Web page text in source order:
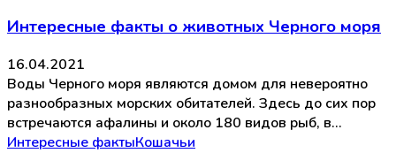
Интересные факты о животных Черного моря
16.04.2021
Воды Черного моря являются домом для невероятно
разнообразных морских обитателей. Здесь до сих пор
встречаются афалины и около 180 видов рыб, в…
Интересные фактыКошачьи